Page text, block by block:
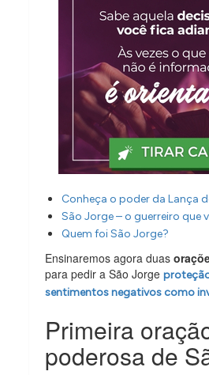
Conheça o poder da Lança
São Jorge – o guerreiro que
Quem foi São Jorge?
Ensinaremos agora duas
para pedir a São Jorge
sentimentos negativos como
Primeira
poderosa de